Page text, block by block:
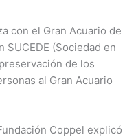
con el Gran Acuario de
(Sociedad en
de los
al Gran Acuario
Coppel explicó